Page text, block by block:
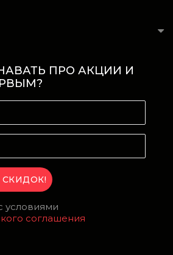
ПРО АКЦИИ И
условиями
соглашения